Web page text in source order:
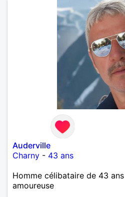
Auderville
Charny - 43 ans
Homme célibataire de 43
amoureuse